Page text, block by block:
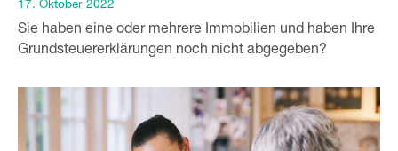
17. Oktober 2022
Sie haben eine oder mehrere Immobilien und haben Ihre
Grundsteuererklärungen noch nicht abgegeben?